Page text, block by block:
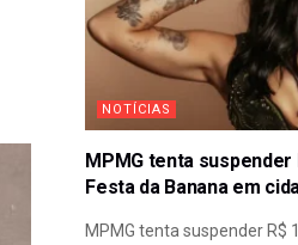
NOTÍCIAS
MPMG tenta suspender
Festa da Banana em
MPMG tenta suspender R$